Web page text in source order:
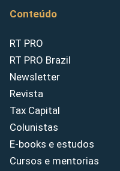
Conteúdo
RT PRO
RT PRO Brazil
Newsletter
Revista
Tax Capital
Colunistas
E-books e estudos
Cursos e mentorias